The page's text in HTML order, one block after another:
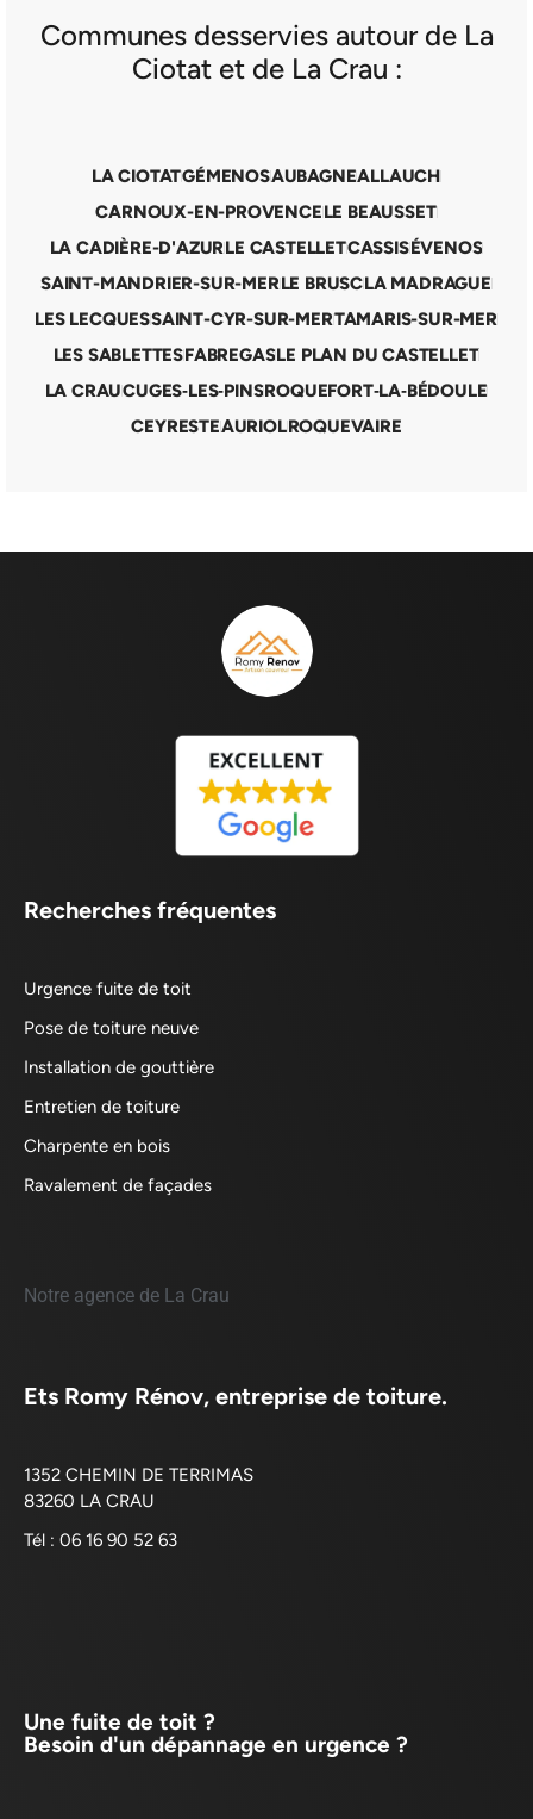
Communes desservies autour de La
Ciotat et de La Crau :
LA CIOTATGÉMENOSAUBAGNEALLAUCH
CARNOUX-EN-PROVENCELE BEAUSSET
LA CADIÈRE-D'AZURLE CASTELLETCASSISÉVENOS
SAINT-MANDRIER-SUR-MERLE BRUSCLA MADRAGUE
LES LECQUESSAINT-CYR-SUR-MERTAMARIS-SUR-MER
LES SABLETTESFABREGASLE PLAN DU CASTELLET
LA CRAUCUGES‑LES‑PINSROQUEFORT‑LA‑BÉDOULE
CEYRESTEAURIOLROQUEVAIRE
Recherches fréquentes
Urgence fuite de toit
Pose de toiture neuve
Installation de gouttière
Entretien de toiture
Charpente en bois
Ravalement de façades
Notre agence de La Crau
Ets Romy Rénov, entreprise de toiture.
1352 CHEMIN DE TERRIMAS
83260 LA CRAU
Tél : 06 16 90 52 63
Une fuite de toit ?
Besoin d'un dépannage en urgence ?